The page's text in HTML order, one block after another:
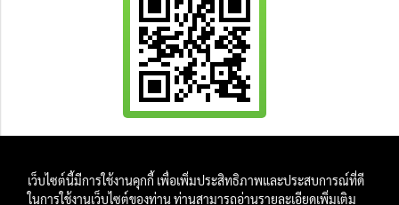
And
เว็บไซต์นี้มีการใช้งานคุกกี้ เพื่อเพิ่มประสิทธิภาพและประสบการณ์ที่ดี
ในการใช้งานเว็บไซต์ของท่าน ท่านสามารถอ่านรายละเอียดเพิ่มเติม